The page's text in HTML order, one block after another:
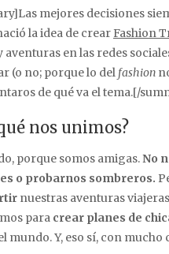
la idea de crearFashion
aventuras en las redes
(o no; porque lo del fashion
de qué va el tema.[/
nos unimos?
porque somos amigas.No
o probarnos sombreros.
nuestras aventuras
para crear planes de
mundo. Y, eso sí, con